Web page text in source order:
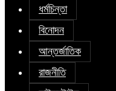
ধর্মচিন্তা
বিনোদন
আন্তর্জাতিক
রাজনীতি